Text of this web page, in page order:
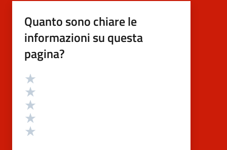
Quanto sono chiare le
informazioni su questa
pagina?
Valutazione